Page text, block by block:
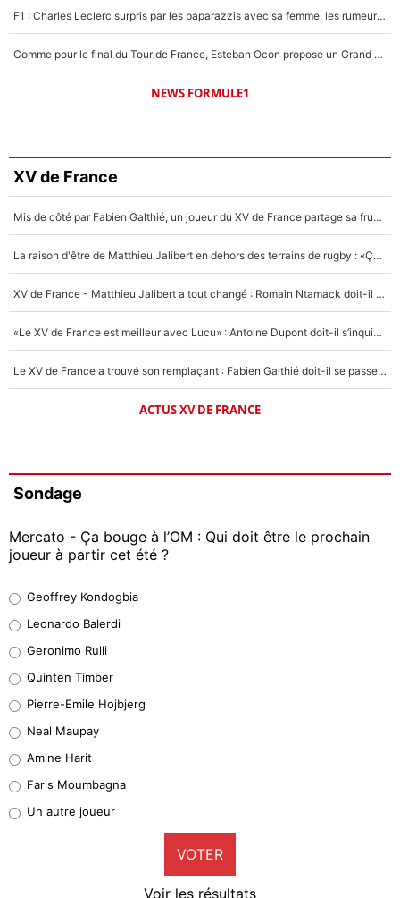
F1 : Charles Leclerc surpris par les paparazzis avec sa femme, les rumeurs étaient vraies !
Comme pour le final du Tour de France, Esteban Ocon propose un Grand Prix de Formule 1 à Paris : «Autour de l’Arc de Triomphe, ce serait génial» !
NEWS FORMULE1
XV de France
Mis de côté par Fabien Galthié, un joueur du XV de France partage sa frustration : «ils ne me l’ont pas dit tout de suite»
La raison d'être de Matthieu Jalibert en dehors des terrains de rugby : «Ça m'atteint autant que si tu touches à un membre de ma famille»
XV de France - Matthieu Jalibert a tout changé : Romain Ntamack doit-il s’inquiéter pour sa place à un an de la Coupe du monde ?
«Le XV de France est meilleur avec Lucu» : Antoine Dupont doit-il s’inquiéter pour sa place ?
Le XV de France a trouvé son remplaçant : Fabien Galthié doit-il se passer d'Antoine Dupont ?
ACTUS XV DE FRANCE
Sondage
Mercato - Ça bouge à l’OM : Qui doit être le prochain
joueur à partir cet été ?
38%
32%
5%
1%
9%
Geoffrey Kondogbia
Leonardo Balerdi
Geronimo Rulli
Quinten Timber
Pierre-Emile Hojbjerg
Neal Maupay
Amine Harit
Faris Moumbagna
Un autre joueur
VOTER
Voir les résultats